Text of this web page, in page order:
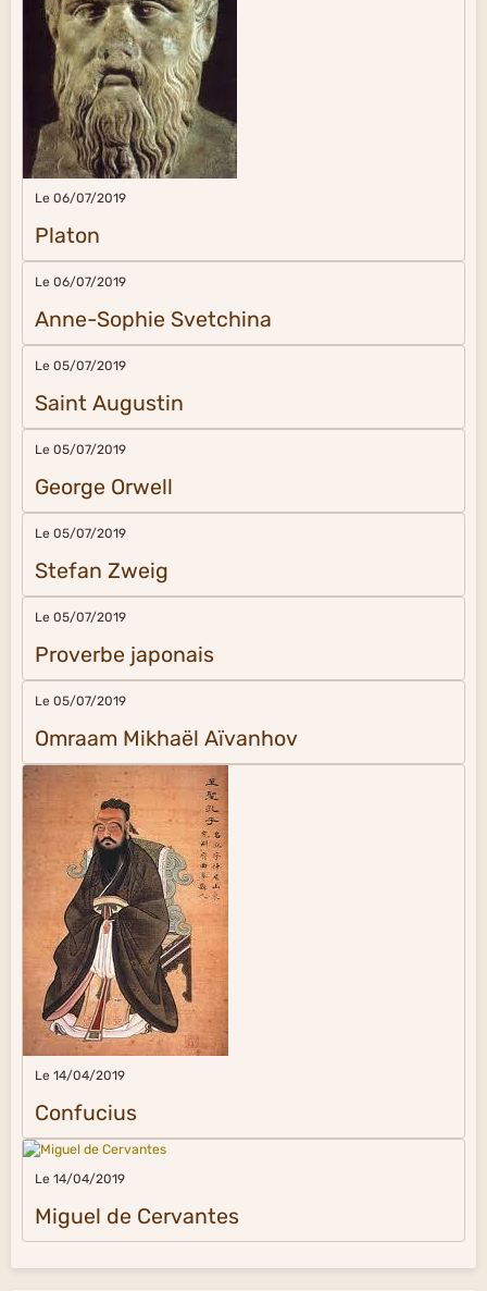
Le 06/07/2019
Platon
Le 06/07/2019
Anne-Sophie Svetchina
Le 05/07/2019
Saint Augustin
Le 05/07/2019
George Orwell
Le 05/07/2019
Stefan Zweig
Le 05/07/2019
Proverbe japonais
Le 05/07/2019
Omraam Mikhaël Aïvanhov
Le 14/04/2019
Confucius
Le 14/04/2019
Miguel de Cervantes